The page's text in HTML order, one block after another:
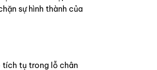
sự hình thành của
tích tụ trong lỗ chân